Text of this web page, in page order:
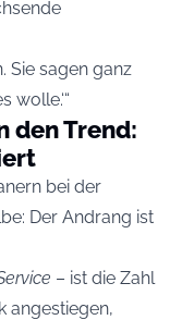
Sie sagen ganz
wolle.‘“
den Trend:
bei der
Der Andrang ist
– ist die Zahl
angestiegen,